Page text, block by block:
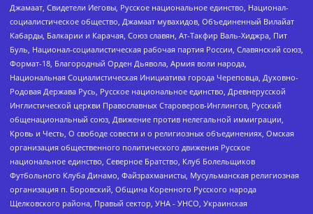
Джамаат, Свидетели Иеговы, Русское национальное единство, Национал-
социалистическое общество, Джамаат мувахидов, Объединенный Вилайат
Кабарды, Балкарии и Карачая, Союз славян, Ат-Такфир Валь-Хиджра, Пит
Буль, Национал-социалистическая рабочая партия России, Славянский союз,
Формат-18, Благородный Орден Дьявола, Армия воли народа,
Национальная Социалистическая Инициатива города Череповца, Духовно-
Родовая Держава Русь, Русское национальное единство, Древнерусской
Инглистической церкви Православных Староверов-Инглингов, Русский
общенациональный союз, Движение против нелегальной иммиграции,
Кровь и Честь, О свободе совести и о религиозных объединениях, Омская
организация общественного политического движения Русское
национальное единство, Северное Братство, Клуб Болельщиков
Футбольного Клуба Динамо, Файзрахманисты, Мусульманская религиозная
организация п. Боровский, Община Коренного Русского народа
Щелковского района, Правый сектор, УНА - УНСО, Украинская